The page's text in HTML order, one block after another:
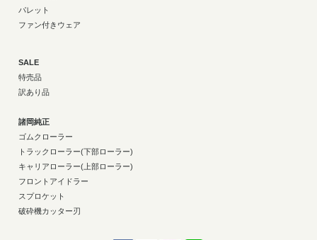
パレット
ファン付きウェア
SALE
特売品
訳あり品
諸岡純正
ゴムクローラー
トラックローラー(下部ローラー)
キャリアローラー(上部ローラー)
フロントアイドラー
スプロケット
破砕機カッター刃